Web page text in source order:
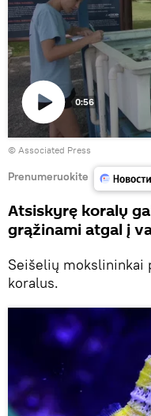
Paleisti
vaizdo
įrašą
0:56
© Associated Press
Prenumeruokite
Atsiskyrę koralų
grąžinami atgal į
Seišelių mokslininkai
koralus.